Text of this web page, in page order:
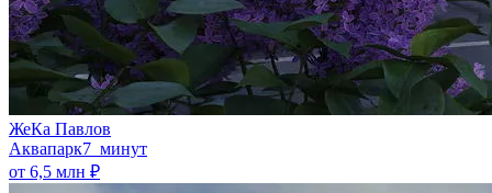
ЖеКа Павлов
Аквапарк7 минут
от 6,5 млн ₽